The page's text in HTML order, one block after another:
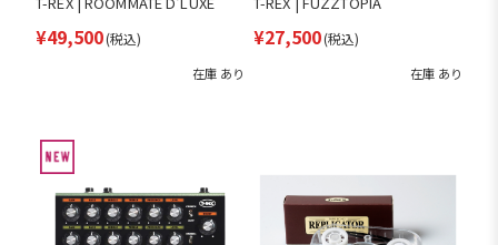
¥49,500(税込)
在庫 あり
¥27,500(税込)
在庫 あり